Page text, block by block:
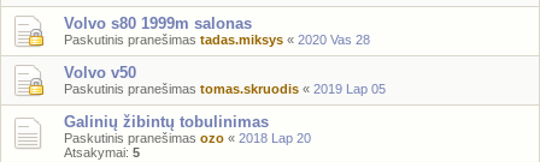
Volvo s80 1999m salonas
Paskutinis pranešimas tadas.miksys « 2020 Vas 28
Volvo v50
Paskutinis pranešimas tomas.skruodis « 2019 Lap 05
Galinių žibintų tobulinimas
Paskutinis pranešimas ozo « 2018 Lap 20
Atsakymai: 5